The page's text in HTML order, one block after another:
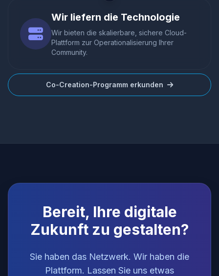
Wir liefern die Technologie
Wir bieten die skalierbare, sichere Cloud-
Plattform zur Operationalisierung Ihrer
Community.
Co-Creation-Programm erkunden
Bereit, Ihre digitale
Zukunft zu gestalten?
Sie haben das Netzwerk. Wir haben die
Plattform. Lassen Sie uns etwas